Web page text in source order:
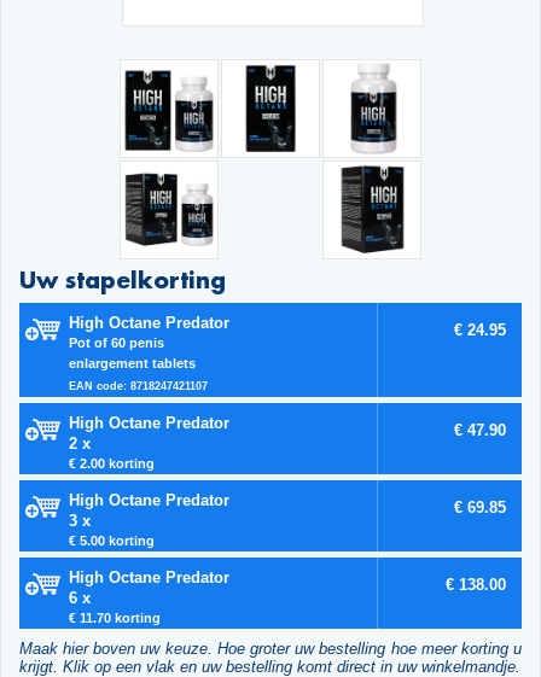
Uw stapelkorting
High Octane Predator
Pot of 60 penis
enlargement tablets
EAN code: 8718247421107
€ 24.95
High Octane Predator
2 x
€ 2.00 korting
€ 47.90
High Octane Predator
3 x
€ 5.00 korting
€ 69.85
High Octane Predator
6 x
€ 11.70 korting
€ 138.00
Maak hier boven uw keuze. Hoe groter uw bestelling hoe meer korting u
krijgt. Klik op een vlak en uw bestelling komt direct in uw winkelmandje.